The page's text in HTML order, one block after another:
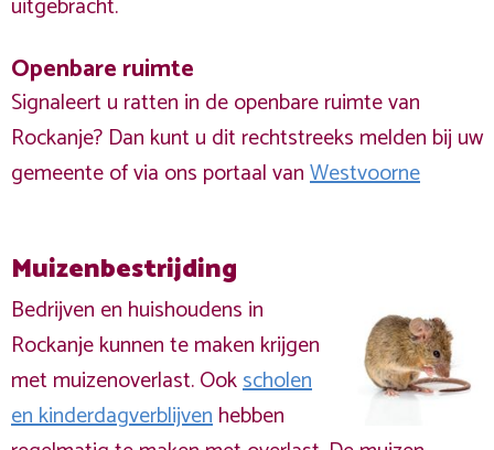
Openbare ruimte
Signaleert u ratten in de openbare ruimte van
Rockanje? Dan kunt u dit rechtstreeks melden bij uw
gemeente of via ons portaal vanWestvoorne
Muizenbestrijding
Bedrijven en huishoudens in
Rockanje kunnen te maken krijgen
met muizenoverlast. Ookscholen
en kinderdagverblijvenhebben